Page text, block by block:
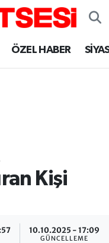
ÖZEL HABER
Kişi
10.10.2025 - 17:09
GÜNCELLEME
Fikstür